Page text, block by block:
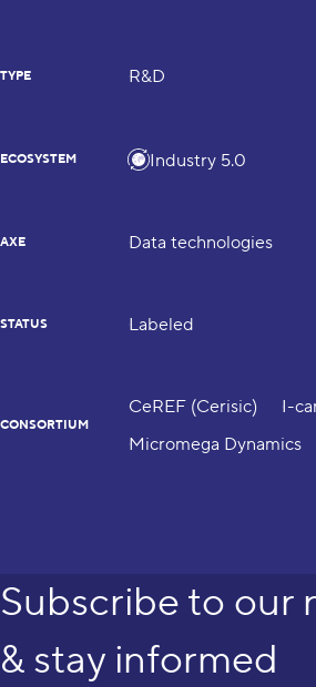
TYPE R&D
ECOSYSTEM Industry 5.0
AXE Data technologies
STATUS Labeled
CONSORTIUM
CeREF (Cerisic)
I-
Micromega Dynamics
Subscribe to our
& stay informed